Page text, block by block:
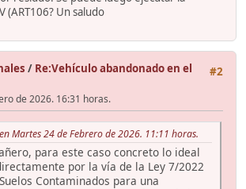
(ART106? Un saludo
#2
/ Re:Vehículo abandonado en el
de 2026. 16:31 horas.
Martes 24 de Febrero de 2026. 11:11 horas.
para este caso concreto lo ideal
por la vía de la Ley 7/2022
Contaminados para una